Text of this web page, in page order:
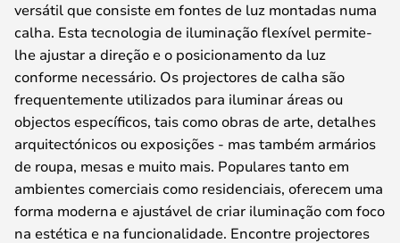
versátil que consiste em fontes de luz montadas numa
calha. Esta tecnologia de iluminação flexível permite-
lhe ajustar a direção e o posicionamento da luz
conforme necessário. Os projectores de calha são
frequentemente utilizados para iluminar áreas ou
objectos específicos, tais como obras de arte, detalhes
arquitectónicos ou exposições - mas também armários
de roupa, mesas e muito mais. Populares tanto em
ambientes comerciais como residenciais, oferecem uma
forma moderna e ajustável de criar iluminação com foco
na estética e na funcionalidade. Encontre projectores